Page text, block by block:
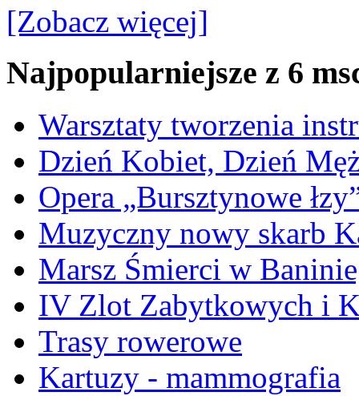
[Zobacz więcej]
Najpopularniejsze z 6
Warsztaty tworzenia
Dzień Kobiet, Dzień
Opera „Bursztynowe
Muzyczny nowy skarb
Marsz Śmierci w
IV Zlot Zabytkowych i
Trasy rowerowe
Kartuzy - mammografia